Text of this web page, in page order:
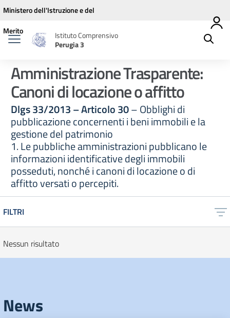
Vai ai contenuti
Vai al menu di navigazione
Vai al footer
Ministero dell'Istruzione e del
Merito
Istituto Comprensivo
Perugia 3
Amministrazione Trasparente:
Canoni di locazione o affitto
Dlgs 33/2013 – Articolo 30– Obblighi di
pubblicazione concernenti i beni immobili e la
gestione del patrimonio
1. Le pubbliche amministrazioni pubblicano le
informazioni identificative degli immobili
posseduti, nonché i canoni di locazione o di
affitto versati o percepiti.
FILTRI
Nessun risultato
News